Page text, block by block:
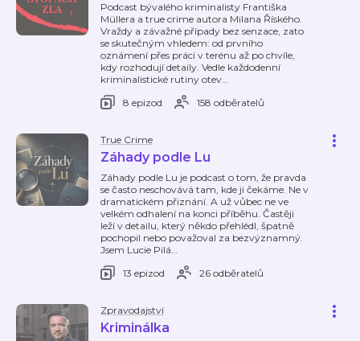
Podcast bývalého kriminalisty Františka
Müllera a true crime autora Milana Říského.
Vraždy a závažné případy bez senzace, zato
se skutečným vhledem: od prvního
oznámení přes práci v terénu až po chvíle,
kdy rozhodují detaily. Vedle každodenní
kriminalistické rutiny otev…
8 epizod
158 odběratelů
True Crime
Záhady podle Lu
Záhady podle Lu je podcast o tom, že pravda
se často neschovává tam, kde ji čekáme. Ne v
dramatickém přiznání. A už vůbec ne ve
velkém odhalení na konci příběhu. Častěji
leží v detailu, který někdo přehlédl, špatně
pochopil nebo považoval za bezvýznamný.
Jsem Lucie Pilá…
13 epizod
26 odběratelů
Zpravodajství
Kriminálka